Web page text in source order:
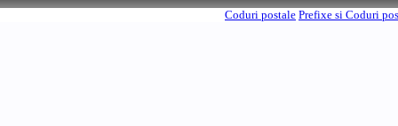
Coduri postale Prefixe si Coduri